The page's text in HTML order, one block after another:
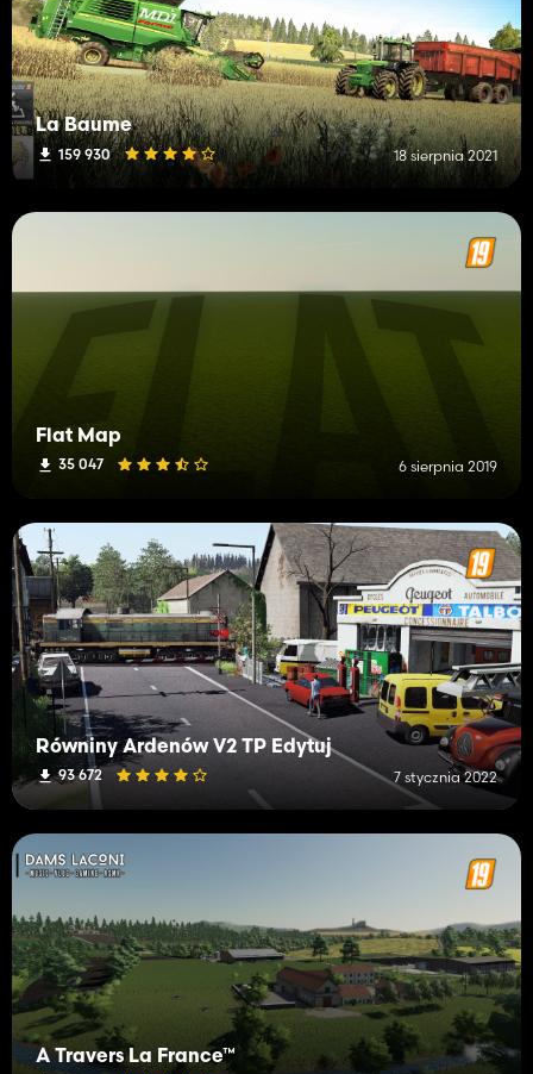
La Baume
159 930 18 sierpnia 2021
Flat Map
35 047 6 sierpnia 2019
Równiny Ardenów V2 TP Edytuj
93 672 7 stycznia 2022
À Travers La France™